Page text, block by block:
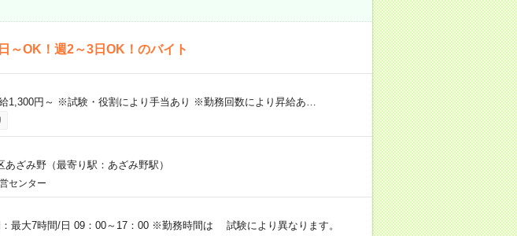
～OK！週2～3日OK！のバイト
1,300円～ ※試験・役割により手当あり ※勤務回数により昇給あ…
ざみ野（最寄り駅：あざみ野駅）
センター
最大7時間/日 09：00～17：00 ※勤務時間は 試験により異なります。